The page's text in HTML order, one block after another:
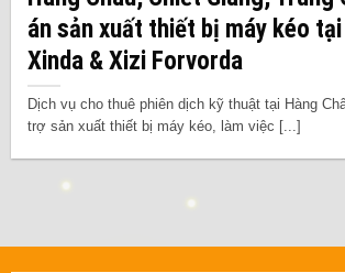
án sản xuất thiết bị máy kéo
Xinda & Xizi Forvorda
Dịch vụ cho thuê phiên dịch kỹ thuật tại Hàng
trợ sản xuất thiết bị máy kéo, làm việc [...]